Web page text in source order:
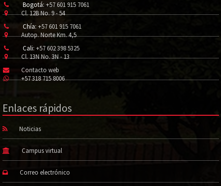
Bogotá: +57 601 915 7061
Cl. 12B No. 9 - 54
Chía: +57 601 915 7061
Autop. Norte Km. 4,5
Cali: +57 602 398 5325
Cl. 13N No. 3N - 13
Contacto web
+57 318 715 8006
Enlaces rápidos
Noticias
Campus virtual
Correo electrónico